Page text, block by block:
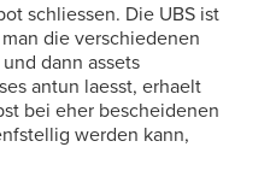
schliessen. Die UBS ist
die verschiedenen
dann assets
antun laesst, erhaelt
bei eher bescheidenen
werden kann,